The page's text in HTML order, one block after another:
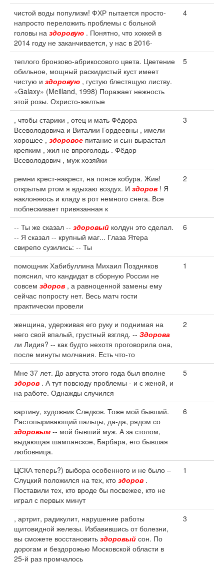
чистой воды популизм! ФХР пытается просто-
напросто переложить проблемы с больной
головы на здоровую . Понятно, что хоккей в
2014 году не заканчивается, у нас в 2016-
4
теплого бронзово-абрикосового цвета. Цветение
обильное, мощный раскидистый куст имеет
чистую и здоровую , густую блестящую листву.
«Galaxy» (Meilland, 1998) Поражает нежность
этой розы. Охристо-желтые
5
, чтобы старики , отец и мать Фёдора
Всеволодовича и Виталии Гордеевны , имели
хорошее , здоровое питание и сын вырастал
крепким , жил не впроголодь . Фёдор
Всеволодович , муж хозяйки
3
ремни крест-накрест, на поясе кобура. Жив!
открытым ртом я вдыхаю воздух. И здоров ! Я
наклоняюсь и кладу в рот немного снега. Все
поблескивает привязанная к
2
-- Ты же сказал -- здоровый колдун это сделал.
-- Я сказал -- крупный маг... Глаза Ятера
свирепо сузились: -- Ты
6
помощник Хабибуллина Михаил Поздняков
пояснил, что кандидат в сборную России не
совсем здоров , а равноценной замены ему
сейчас попросту нет. Весь матч гости
практически провели
1
женщина, удерживая его руку и поднимая на
него свой впалый, грустный взгляд. -- Здорова
ли Лидия? -- как будто нехотя проговорила она,
после минуты молчания. Есть что-то
2
Мне 37 лет. До августа этого года был вполне
здоров . А тут повсюду проблемы - и с женой, и
на работе. Однажды случился
5
картину, художник Следков. Тоже мой бывший.
Растопыривающий пальцы, да-да, рядом со
здоровым -- мой бывший муж. А за столом,
выдающая шампанское, Барбара, его бывшая
любовница.
6
ЦСКА теперь?) выбора особенного и не было –
Слуцкий положился на тех, кто здоров .
Поставили тех, кто вроде бы посвежее, кто не
играл с первых минут
1
, артрит, радикулит, нарушение работы
щитовидной железы. Избавившись от болезни,
вы сможете восстановить здоровый сон. По
дорогам и бездорожью Московской области в
25-й раз промчалось
3